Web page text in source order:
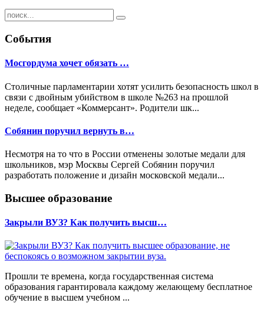
События
Мосгордума хочет обязать …
Столичные парламентарии хотят усилить безопасность школ в
связи с двойным убийством в школе №263 на прошлой
неделе, сообщает «Коммерсант». Родители шк...
Собянин поручил вернуть в…
Несмотря на то что в России отменены золотые медали для
школьников, мэр Москвы Сергей Собянин поручил
разработать положение и дизайн московской медали...
Высшее образование
Закрыли ВУЗ? Как получить высш…
Прошли те времена, когда государственная система
образования гарантировала каждому желающему бесплатное
обучение в высшем учебном ...